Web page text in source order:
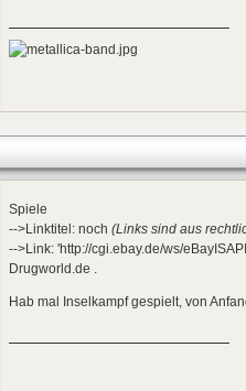
Spiele
-->Linktitel: noch (Links sind aus
-->Link: 'http://cgi.ebay.de/ws/
Drugworld.de .
Hab mal Inselkampf gespielt, von